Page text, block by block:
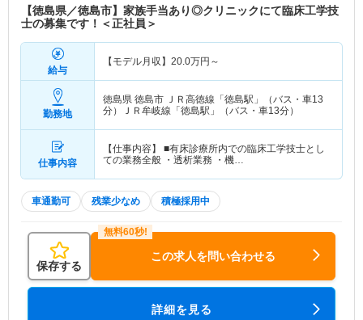
【徳島県／徳島市】家族手当あり◎クリニックにて臨床工学技
士の募集です！＜正社員＞
給与
【モデル月収】 20.0万円～
勤務地
徳島県 徳島市 ＪＲ高徳線「徳島駅」（バス・車13
分）ＪＲ牟岐線「徳島駅」（バス・車13分）
仕事内容
【仕事内容】 ■有床診療所内での臨床工学技士とし
ての業務全般 ・透析業務 ・機…
車通勤可 残業少なめ 積極採用中
保存する
この求人を問い合わせる
詳細を見る